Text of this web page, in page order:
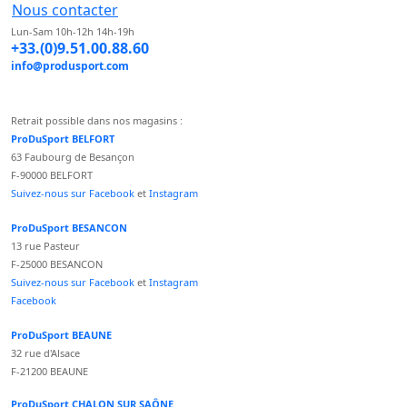
Nous contacter
Lun-Sam 10h-12h 14h-19h
+33.(0)9.51.00.88.60
info@produsport.com
Retrait possible dans nos magasins :
ProDuSport BELFORT
63 Faubourg de Besançon
F-90000 BELFORT
Suivez-nous sur Facebook et Instagram
ProDuSport BESANCON
13 rue Pasteur
F-25000 BESANCON
Suivez-nous sur Facebook et Instagram
Facebook
ProDuSport BEAUNE
32 rue d'Alsace
F-21200 BEAUNE
ProDuSport CHALON SUR SAÔNE